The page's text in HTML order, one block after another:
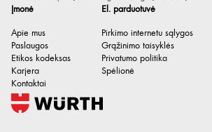
Įmonė
Apie mus
Paslaugos
Etikos kodeksas
Karjera
Kontaktai
El. parduotuvė
Pirkimo internetu sąlygos
Grąžinimo taisyklės
Privatumo politika
Spėlionė